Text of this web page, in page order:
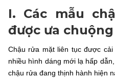
I. Các mẫu
được ưa
Chậu rửa mặt liên tục được
nhiều hình dáng mới lạ hấp
chậu rửa đang thịnh hành hiện